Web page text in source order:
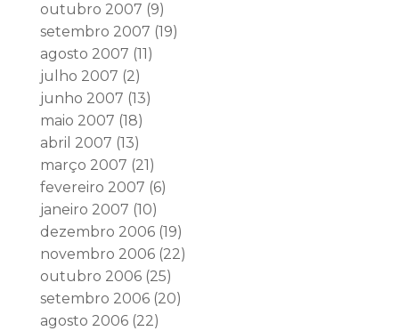
outubro 2007 (9)
setembro 2007 (19)
agosto 2007 (11)
julho 2007 (2)
junho 2007 (13)
maio 2007 (18)
abril 2007 (13)
março 2007 (21)
fevereiro 2007 (6)
janeiro 2007 (10)
dezembro 2006(19)
novembro 2006(22)
outubro 2006(25)
setembro 2006(20)
agosto 2006(22)